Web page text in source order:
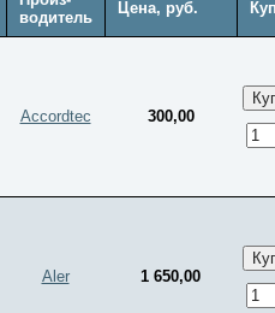
водитель
Цена, руб.
Accordtec
300,00
Aler
1 650,00